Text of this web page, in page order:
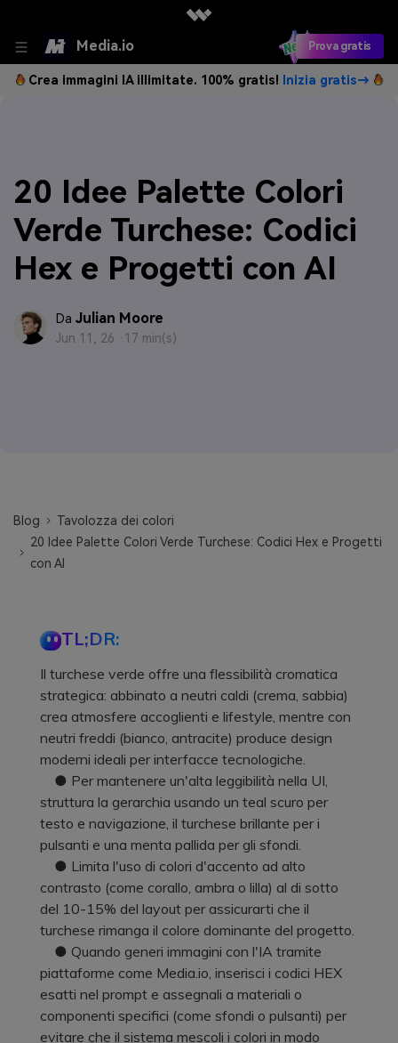
Media.io Prova gratis
Crea immagini IA illimitate. 100% gratis! Inizia gratis→
20 Idee Palette Colori
Verde Turchese: Codici
Hex e Progetti con AI
Da Julian Moore
Jun 11, 26 · 17 min(s)
Blog
Tavolozza dei colori
20 Idee Palette Colori Verde Turchese: Codici Hex e Progetti
con AI
TL;DR:
Il turchese verde offre una flessibilità cromatica
strategica: abbinato a neutri caldi (crema, sabbia)
crea atmosfere accoglienti e lifestyle, mentre con
neutri freddi (bianco, antracite) produce design
moderni ideali per interfacce tecnologiche.
● Per mantenere un'alta leggibilità nella UI,
struttura la gerarchia usando un teal scuro per
testo e navigazione, il turchese brillante per i
pulsanti e una menta pallida per gli sfondi.
● Limita l'uso di colori d'accento ad alto
contrasto (come corallo, ambra o lilla) al di sotto
del 10-15% del layout per assicurarti che il
turchese rimanga il colore dominante del progetto.
● Quando generi immagini con l'IA tramite
piattaforme come Media.io, inserisci i codici HEX
esatti nel prompt e assegnali a materiali o
componenti specifici (come sfondi o pulsanti) per
evitare che il sistema mescoli i colori in modo